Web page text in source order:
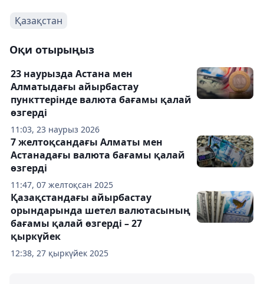
Қазақстан
Оқи отырыңыз
11:03, 23 наурыз 2026
23 наурызда Астана мен
Алматыдағы айырбастау
пункттерінде валюта бағамы қалай
өзгерді
11:47, 07 желтоқсан 2025
7 желтоқсандағы Алматы мен
Астанадағы валюта бағамы қалай
өзгерді
12:38, 27 қыркүйек 2025
Қазақстандағы айырбастау
орындарында шетел валютасының
бағамы қалай өзгерді – 27
қыркүйек